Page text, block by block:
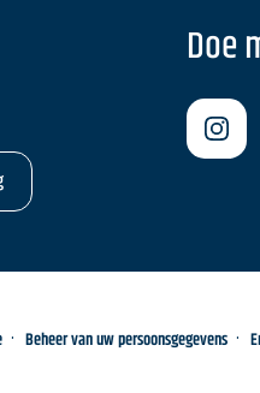
Doe
Beheer van uw persoonsgegevens